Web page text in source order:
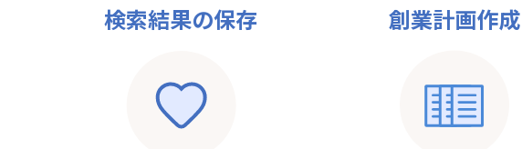
検索結果の保存 創業計画作成